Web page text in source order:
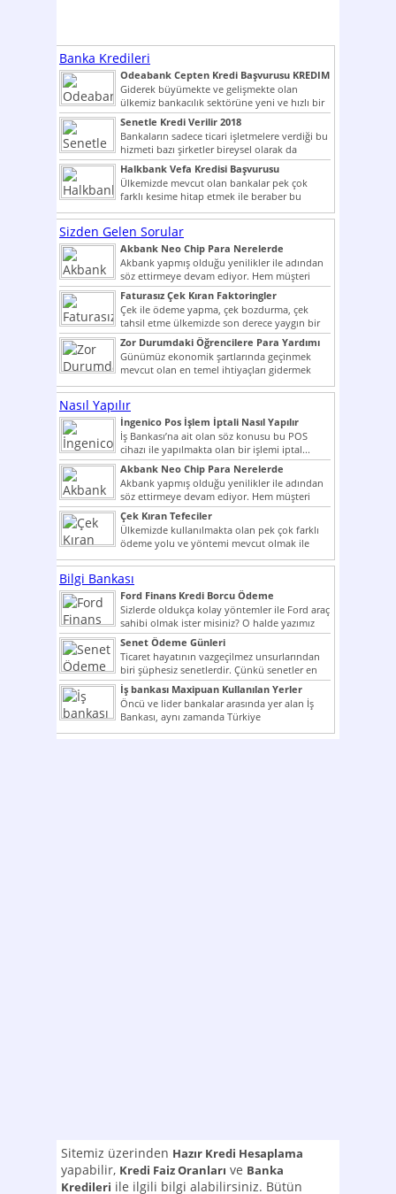
Banka Kredileri
Odeabank Cepten Kredi Başvurusu KREDIM
8444
Giderek büyümekte ve gelişmekte olan
ülkemiz bankacılık sektörüne yeni ve hızlı bir
giriş yapmış olan...
Senetle Kredi Verilir 2018
Bankaların sadece ticari işletmelere verdiği bu
hizmeti bazı şirketler bireysel olarak da
vermektedir. Senetle kredi...
Halkbank Vefa Kredisi Başvurusu
Ülkemizde mevcut olan bankalar pek çok
farklı kesime hitap etmek ile beraber bu
noktada son...
Sizden Gelen Sorular
Akbank Neo Chip Para Nerelerde
Kullanılır?
Akbank yapmış olduğu yenilikler ile adından
söz ettirmeye devam ediyor. Hem müşteri
potansiyelini arttırmak hem...
Faturasız Çek Kıran Faktoringler
Çek ile ödeme yapma, çek bozdurma, çek
tahsil etme ülkemizde son derece yaygın bir
şekilde...
Zor Durumdaki Öğrencilere Para Yardımı
Günümüz ekonomik şartlarında geçinmek
mevcut olan en temel ihtiyaçları gidermek
dahi son derece zor olmak...
Nasıl Yapılır
İngenico Pos İşlem İptali Nasıl Yapılır
İş Bankası’na ait olan söz konusu bu POS
cihazı ile yapılmakta olan bir işlemi iptal...
Akbank Neo Chip Para Nerelerde
Kullanılır?
Akbank yapmış olduğu yenilikler ile adından
söz ettirmeye devam ediyor. Hem müşteri
potansiyelini arttırmak hem...
Çek Kıran Tefeciler
Ülkemizde kullanılmakta olan pek çok farklı
ödeme yolu ve yöntemi mevcut olmak ile
beraber bunlar...
Bilgi Bankası
Ford Finans Kredi Borcu Ödeme
Sizlerde oldukça kolay yöntemler ile Ford araç
sahibi olmak ister misiniz? O halde yazımız
ilginizi...
Senet Ödeme Günleri
Ticaret hayatının vazgeçilmez unsurlarından
biri şüphesiz senetlerdir. Çünkü senetler en
çok kullanılan ödeme araçlarıdır. Taksitler...
İş bankası Maxipuan Kullanılan Yerler
Öncü ve lider bankalar arasında yer alan İş
Bankası, aynı zamanda Türkiye
Cumhuriyeti’nin ilk milli...
Sitemiz üzerinden Hazır Kredi Hesaplama
yapabilir, Kredi Faiz Oranları ve Banka
Kredileri ile ilgili bilgi alabilirsiniz. Bütün